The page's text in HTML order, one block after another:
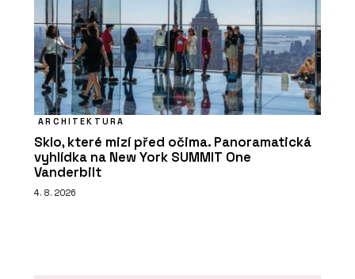
ARCHITEKTURA
Sklo, které mizí před očima. Panoramatická
vyhlídka na New York SUMMIT One
Vanderbilt
4. 8. 2026